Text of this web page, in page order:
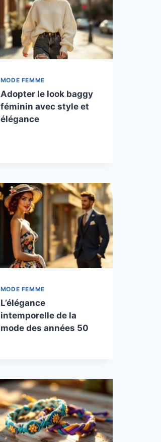
MODE FEMME
Adopter le look baggy
féminin avec style et
élégance
MODE FEMME
L’élégance
intemporelle de la
mode des années 50